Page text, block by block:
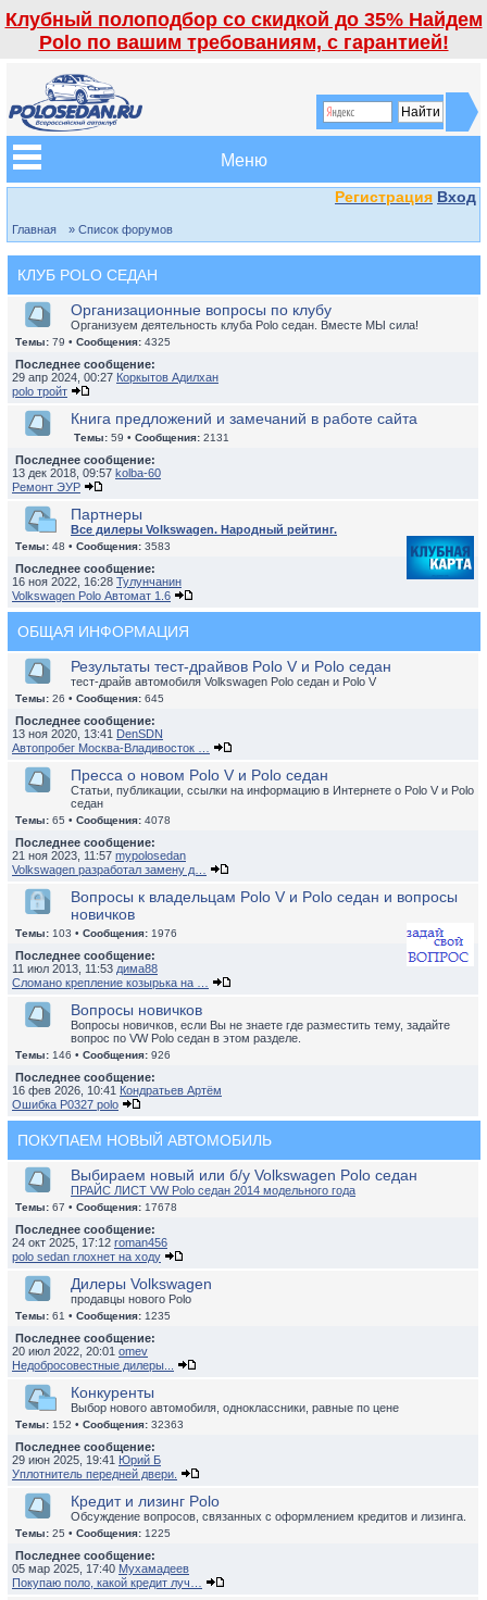
Клубный полоподбор со скидкой до 35% Найдем
Polo по вашим требованиям, с гарантией!
Меню
Регистрация Вход
Главная » Список форумов
КЛУБ POLO СЕДАН
Организационные вопросы по клубу
Организуем деятельность клуба Polo седан. Вместе МЫ сила!
Темы: 79 • Сообщения: 4325
Последнее сообщение:
29 апр 2024, 00:27 Коркытов Адилхан
polo тройт
Книга предложений и замечаний в работе сайта
Темы: 59 • Сообщения: 2131
Последнее сообщение:
13 дек 2018, 09:57 kolba-60
Ремонт ЭУР
Партнеры
Все дилеры Volkswagen. Народный рейтинг.
Темы: 48 • Сообщения: 3583
Последнее сообщение:
16 ноя 2022, 16:28 Тулунчанин
Volkswagen Polo Автомат 1.6
ОБЩАЯ ИНФОРМАЦИЯ
Результаты тест-драйвов Polo V и Polo седан
тест-драйв автомобиля Volkswagen Polo седан и Polo V
Темы: 26 • Сообщения: 645
Последнее сообщение:
13 ноя 2020, 13:41 DenSDN
Автопробег Москва-Владивосток …
Пресса о новом Polo V и Polo седан
Статьи, публикации, ссылки на информацию в Интернете о Polo V и Polo
седан
Темы: 65 • Сообщения: 4078
Последнее сообщение:
21 ноя 2023, 11:57 mypolosedan
Volkswagen разработал замену д…
Вопросы к владельцам Polo V и Polo седан и вопросы
новичков
Темы: 103 • Сообщения: 1976
Последнее сообщение:
11 июл 2013, 11:53 дима88
Сломано крепление козырька на …
Вопросы новичков
Вопросы новичков, если Вы не знаете где разместить тему, задайте
вопрос по VW Polo седан в этом разделе.
Темы: 146 • Сообщения: 926
Последнее сообщение:
16 фев 2026, 10:41 Кондратьев Артём
Ошибка P0327 polo
ПОКУПАЕМ НОВЫЙ АВТОМОБИЛЬ
Выбираем новый или б/у Volkswagen Polo седан
ПРАЙС ЛИСТ VW Polo седан 2014 модельного года
Темы: 67 • Сообщения: 17678
Последнее сообщение:
24 окт 2025, 17:12 roman456
polo sedan глохнет на ходу
Дилеры Volkswagen
продавцы нового Polo
Темы: 61 • Сообщения: 1235
Последнее сообщение:
20 июл 2022, 20:01 omev
Недобросовестные дилеры...
Конкуренты
Выбор нового автомобиля, одноклассники, равные по цене
Темы: 152 • Сообщения: 32363
Последнее сообщение:
29 июн 2025, 19:41 Юрий Б
Уплотнитель передней двери.
Кредит и лизинг Polo
Обсуждение вопросов, связанных с оформлением кредитов и лизинга.
Темы: 25 • Сообщения: 1225
Последнее сообщение:
05 мар 2025, 17:40 Мухамадеев
Покупаю поло, какой кредит луч…